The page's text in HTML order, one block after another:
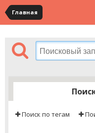
Главная
Поиск по тегам